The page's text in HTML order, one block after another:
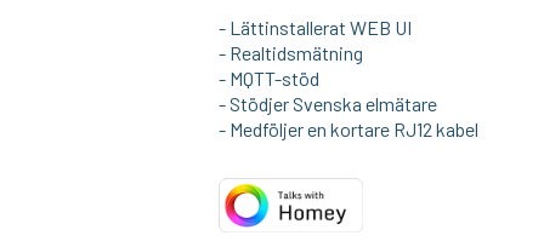
- Lättinstallerat WEB UI
- Realtidsmätning
- MQTT-stöd
- Stödjer Svenska elmätare
- Medföljer en kortare RJ12 kabel